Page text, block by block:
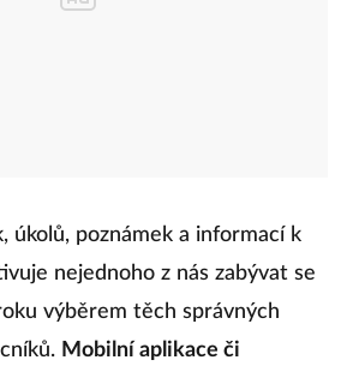
úkolů, poznámek a informací k
nejednoho z nás zabývat se
výběrem těch správných
Mobilní aplikace či